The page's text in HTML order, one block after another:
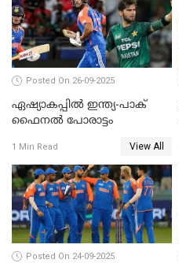
Posted On 26-09-2025
ഏഷ്യാകപ്പില്‍ ഇന്ത്യ-പാക്
ഫൈനല്‍ പോരാട്ടം
1 Min Read View All
Posted On 24-09-2025